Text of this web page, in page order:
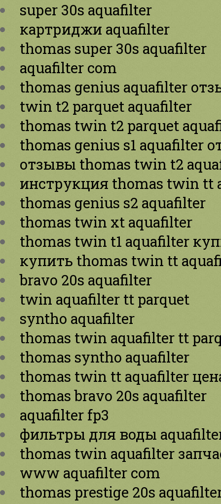
super 30s aquafilter
картриджи aquafilter
thomas super 30s aquafilter
aquafilter com
thomas genius aquafilter
twin t2 parquet aquafilter
thomas twin t2 parquet
thomas genius s1 aquafilter
отзывы thomas twin t2
инструкция thomas twin tt
thomas genius s2 aquafilter
thomas twin xt aquafilter
thomas twin t1 aquafilter
купить thomas twin tt
bravo 20s aquafilter
twin aquafilter tt parquet
syntho aquafilter
thomas twin aquafilter tt
thomas syntho aquafilter
thomas twin tt aquafilter
thomas bravo 20s aquafilter
aquafilter fp3
фильтры для воды
thomas twin aquafilter
www aquafilter com
thomas prestige 20s